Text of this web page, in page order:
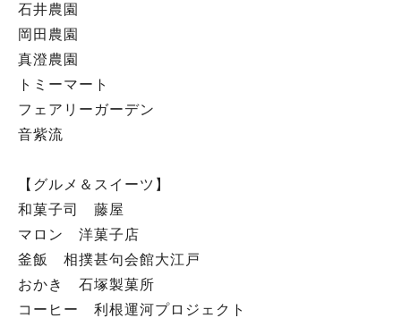
石井農園
岡田農園
真澄農園
トミーマート
フェアリーガーデン
音紫流
【グルメ＆スイーツ】
和菓子司 藤屋
マロン 洋菓子店
釜飯 相撲甚句会館大江戸
おかき 石塚製菓所
コーヒー 利根運河プロジェクト